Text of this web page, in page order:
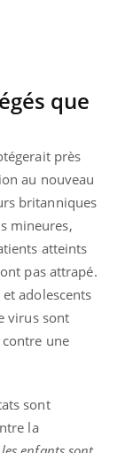
que
près
au nouveau
britanniques
mineures,
atteints
pas attrapé.
adolescents
virus sont
une
sont
la